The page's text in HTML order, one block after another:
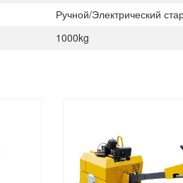
Ручной/Электрический
1000kg